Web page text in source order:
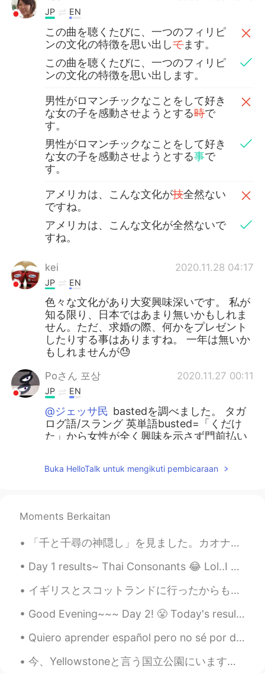
JP EN
この曲を聴くたびに、一つのフィリピ
ンの文化の特徴を思い出してます。
この曲を聴くたびに、一つのフィリピ
ンの文化の特徴を思い出します。
男性がロマンチックなことをして好き
な女の子を感動させようとする時で
す。
男性がロマンチックなことをして好き
な女の子を感動させようとする事で
す。
アメリカは、こんな文化が技全然ない
ですね。
アメリカは、こんな文化が全然ないで
すね。
kei 2020.11.28 04:17
JP EN
色々な文化があり大変興味深いです。 私が
知る限り、日本ではあまり無いかもしれま
せん。ただ、求婚の際、何かをプレゼント
したりする事はありますね。 一年は無いか
もしれませんが😓
Poさん 포상 2020.11.27 00:11
JP EN
@ジェッサ民 bastedを調べました。 タガ
ログ語/スラング 英単語busted=「くだけ
た」から女性が全く興味を示さず門前払い
門前払い… 悲しいですけど仕方ないですよ
hiroko
文化の違いは不思議で面白いですね😃💕
ジェッサ民 2020.11.26 22:30
EN TL
の場合は、女性は男性に「やめて」と言う
です。
LLENIVRA 2020.11.26 22:25
Buka HelloTalk untuk mengikuti pembicaraan
Moments Berkaitan
「千と千尋の神隠し」を見ました。カオナシについて興味になりました。誘惑と無実を表しているかな？他の貪欲な人々に囲まれたとき、カオナシさんももっと貪欲になりました。 どう思いますか？ 私に、電...
Day 1 results~ Thai Consonants 😂 Lol..I never thought that it'd be so difficult. hahaha Sorry fo...
イギリスとスコットランドに行ったからもう一年がたったんだ！ ネシーとかお女王様とかパウルマカートニーとかハリーポッターを見なかったのに本当に充実していた。笑 彼らがよく歩いたのと同じ道を歩くこと...
Good Evening~~~ Day 2! 😤 Today's result~ 🍁 Learned the vowels and some dipthongs 🍁Hello and My n...
Quiero aprender español pero no sé por dónde empezar. Me gustaría comunicarme mejor con mis pacie...
今、Yellowstoneと言う国立公園にいます。もともと、Yellow Stoneの綺麗で人気所だけを見たかったです。写真を撮ることが大好きだから。たとえば、Old FaithfulとGran...